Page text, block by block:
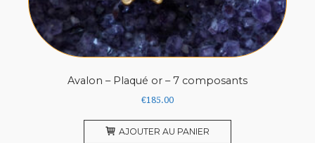
Avalon – Plaqué or – 7 composants
€185.00
AJOUTER AU PANIER